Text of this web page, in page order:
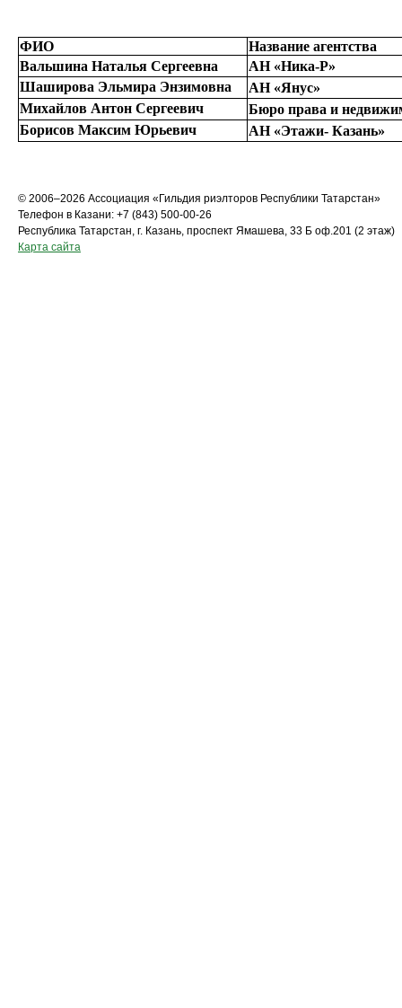
ФИО
Название агентства
Вальшина Наталья Сергеевна
АН «Ника-Р»
Шаширова Эльмира Энзимовна
АН «Янус»
Михайлов Антон Сергеевич
Бюро права и
Борисов Максим Юрьевич
АН «Этажи- Казань»
© 2006–2026 Ассоциация «Гильдия риэлторов Республики Татарстан»
Телефон в Казани: +7 (843) 500-00-26
Республика Татарстан, г. Казань, проспект Ямашева, 33 Б оф.201 (2 этаж)
Карта сайта